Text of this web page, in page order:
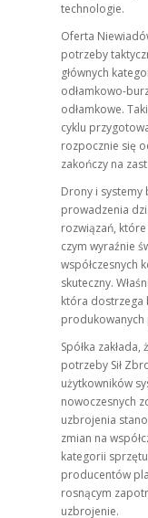
technologie.
Oferta
potrzeby
głównych
odłamkowo-
odłamkowe.
cyklu
rozpocznie się
zakończy na
Drony i systemy
prowadzenia
rozwiązań,
czym wyraźnie
współczesnych
skuteczny.
która dostrzega
Spółka
potrzeby Sił
użytkowników
nowoczesnych
uzbrojenia
zmian na
kategorii
producentów
rosnącym
uzbrojenie.